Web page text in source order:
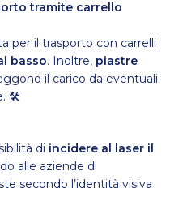
tramite carrello
per il trasporto con carrelli
basso. Inoltre, piastre
il carico da eventuali
🛠
di incidere al laser il
alle aziende di
secondo l’identità visiva